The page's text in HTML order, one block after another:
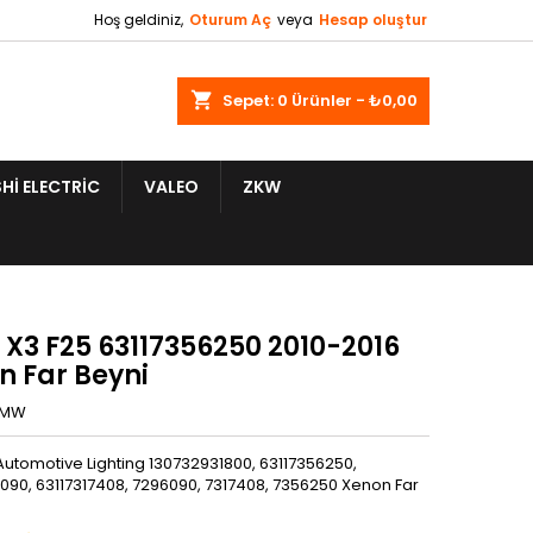
Hoş geldiniz, Oturum Aç veya Hesap oluştur
shopping_cart Sepet: 0 Ürünler - ₺0,00
ELECTRIC VALEO ZKW
F25 63117356250 2010-2016
Far Beyni
Lighting 130732931800, 63117356250,
63117317408, 7296090, 7317408, 7356250 Xenon Far